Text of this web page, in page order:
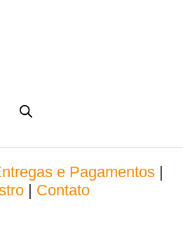
e Pagamentos
Contato